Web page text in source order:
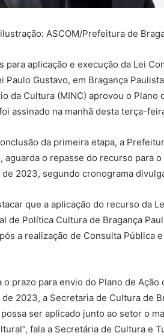
ASCOM/Prefeitura de
para aplicação e execução da Lei
Paulo Gustavo, em Bragança
da Cultura (MINC) aprovou o Plano
assinado na manhã desta terça-
da primeira etapa, a
aguarda o repasse do recurso para
2023, segundo cronograma
que a aplicação do recurso da
de Política Cultura de Bragança
a realização de Consulta Pública
o prazo para envio do Plano de
2023, a Secretaria de Cultura de
ser aplicado junto ao setor o
fala a Secretária de Cultura e